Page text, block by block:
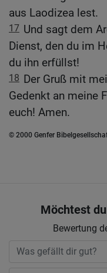
aus Laodizea lest.
17 Und sagt dem
Dienst, den du im
du ihn erfüllst!
18 Der Gruß mit
Gedenkt an meine
euch! Amen.
© 2000 Genfer
Möchtest
Bewertung